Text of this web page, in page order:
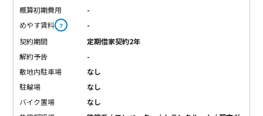
概算初期費用
-
めやす賃料 ？
-
契約期間
定期借家契約2年
解約予告
-
敷地内駐車場
なし
駐輪場
なし
バイク置場
なし